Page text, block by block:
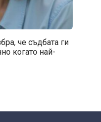
че съдбата ги
когато най-